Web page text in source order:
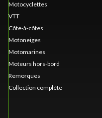
Motocyclettes
VTT
Côte-à-côtes
Motoneiges
Motomarines
Moteurs hors-bord
Remorques
Collection complète